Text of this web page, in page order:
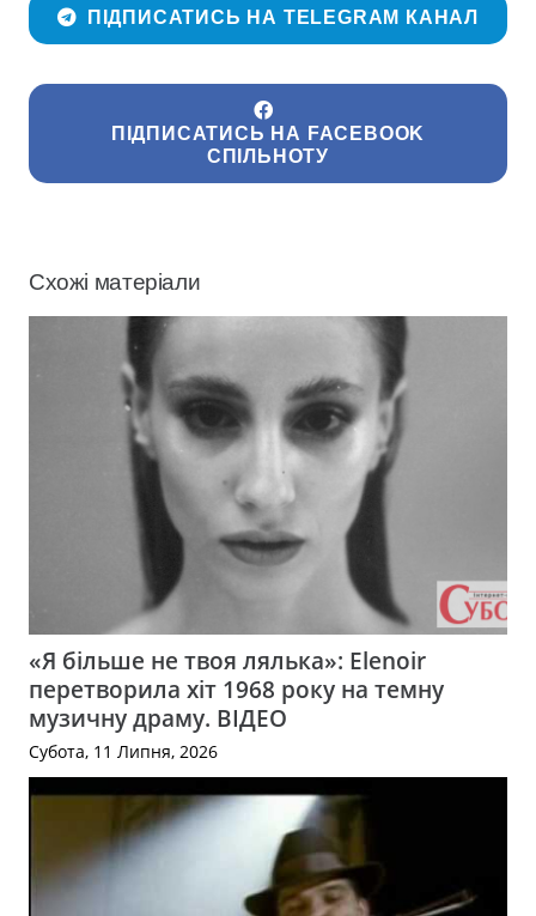
ПІДПИСАТИСЬ НА TELEGRAM КАНАЛ
ПІДПИСАТИСЬ НА FACEBOOK
СПІЛЬНОТУ
Схожі матеріали
«Я більше не твоя лялька»: Elenoir
перетворила хіт 1968 року на темну
музичну драму. ВІДЕО
Субота, 11 Липня, 2026